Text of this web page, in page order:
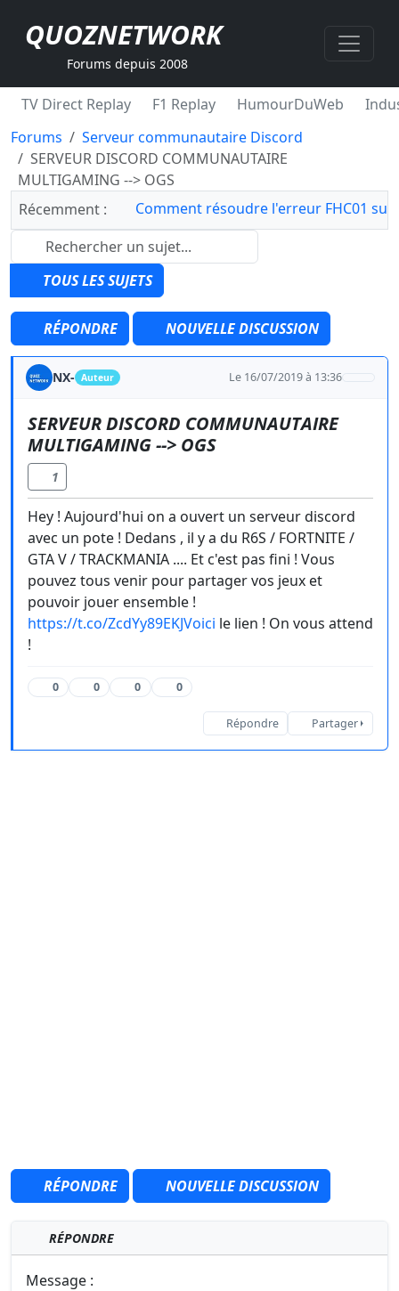
QUOZNETWORK
Forums depuis 2008
TV Direct Replay F1 Replay HumourDuWeb
Forums
Serveur communautaire Discord
SERVEUR DISCORD COMMUNAUTAIRE
MULTIGAMING --> OGS
Récemment :
Comment résoudre l'erreur FHC01 sur
TOUS LES SUJETS
RÉPONDRE NOUVELLE DISCUSSION
NX- Auteur Le 16/07/2019 à 13:36
SERVEUR DISCORD COMMUNAUTAIRE
MULTIGAMING --> OGS
1
Hey ! Aujourd'hui on a ouvert un serveur discord
avec un pote ! Dedans , il y a du R6S / FORTNITE /
GTA V / TRACKMANIA .... Et c'est pas fini ! Vous
pouvez tous venir pour partager vos jeux et
pouvoir jouer ensemble !
https://t.co/ZcdYy89EKJVoici le lien ! On vous attend
!
0 0 0 0
Répondre Partager
RÉPONDRE NOUVELLE DISCUSSION
RÉPONDRE
Message :